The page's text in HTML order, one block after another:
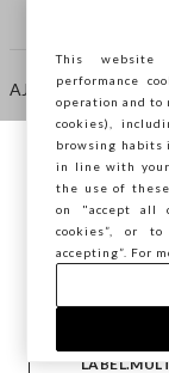
AJUDA
EMPRESA
CONTACTE-NOS
Está a
deseja
This website
performance
operation and to
cookies),
browsing habits
in line with
the use of
on "accept all
cookies”, or
accepting”. For